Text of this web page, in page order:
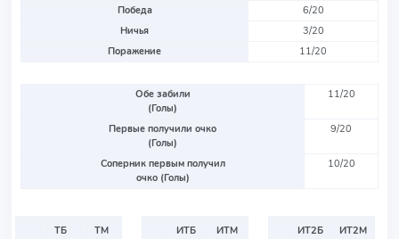
Победа
6/20
Ничья
3/20
Поражение
11/20
Обе забили
(Голы)
11/20
Первые получили очко
(Голы)
9/20
Соперник первым получил
очко (Голы)
10/20
ТБ
ТМ
ИТБ
ИТМ
ИТ2Б
ИТ2М